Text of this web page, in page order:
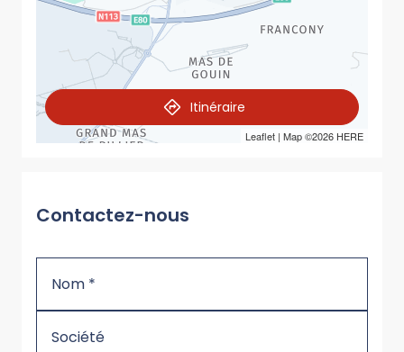
Leaflet | Map ©2026 HERE
Itinéraire
Contactez-nous